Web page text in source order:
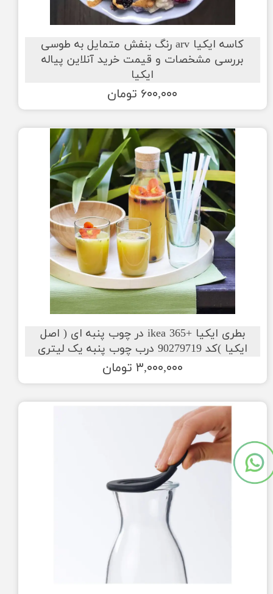
کاسه ایکیا arv رنگ بنفش متمایل به طوسی
بررسی مشخصات و قیمت خرید آنلاین پیاله
ایکیا
۶۰۰,۰۰۰ تومان
بطری ایکیا +ikea 365 در چوب پنبه ای ( اصل
ایکیا )کد 90279719 درب چوب پنبه یک لیتری
۳,۰۰۰,۰۰۰ تومان